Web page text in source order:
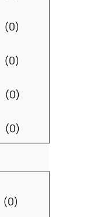
(0)
(0)
(0)
(0)
(0)